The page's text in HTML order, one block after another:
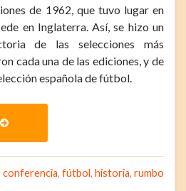
de 1962, que tuvo lugar en
en Inglaterra. Así, se hizo un
de las selecciones más
cada una de las ediciones, y de
española de fútbol.
conferencia, fútbol, historia, rumbo